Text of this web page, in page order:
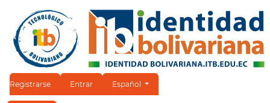
Registrarse Entrar Cambiar el idioma. El idioma actual es:
Español